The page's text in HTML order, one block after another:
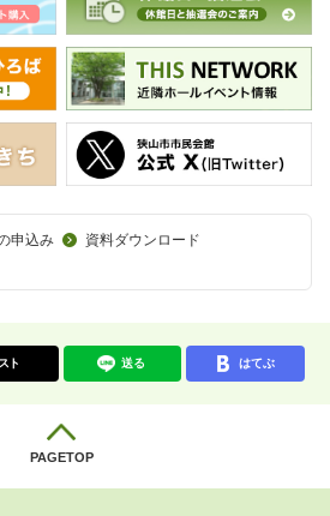
申込み
資料ダウンロード
ト 送る はてぶ
PAGETOP